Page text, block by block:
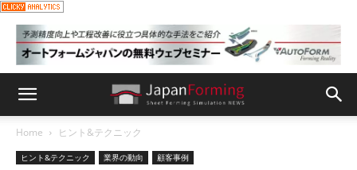
Home ヒント&テクニック
ヒント&テクニック 業界の動向 顧客事例